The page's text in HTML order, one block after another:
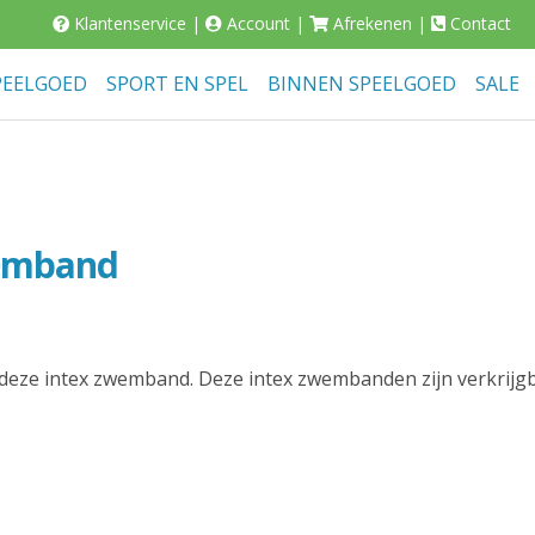
Klantenservice | Account | Afrekenen | Contact
SPORT EN SPEL BINNEN SPEELGOED SALE
intex zwemband. Deze intex zwembanden zijn